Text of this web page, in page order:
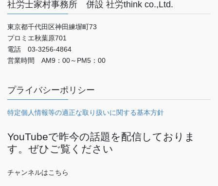
社労士家村事務所 併設 社労think co.,Ltd.
東京都千代田区神田練塀町73
プロミエ秋葉原701
電話 03-3256-4864
営業時間 AM9：00～PM5：00
プライバシーポリシー
特定個人情報等の適正な取り扱いに関する基本方針
YouTubeで昨今の話題を配信しておりま
す。ぜひご覧ください
チャンネルはこちら